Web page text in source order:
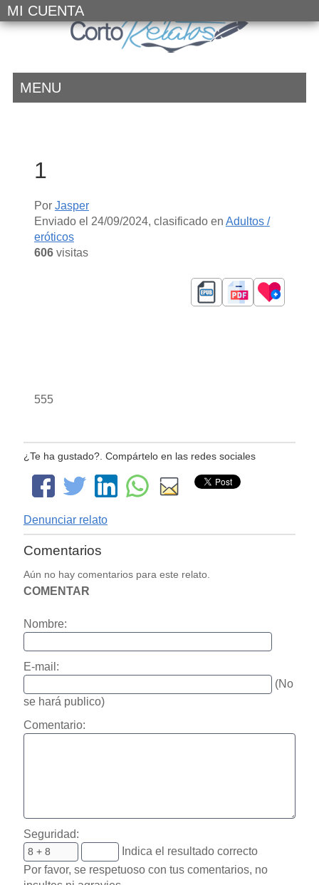
MI CUENTA
MENU
1
Por Jasper
Enviado el 24/09/2024, clasificado en Adultos /
eróticos
606visitas
555
¿Te ha gustado?. Compártelo en las redes sociales
Denunciar relato
Comentarios
Aún no hay comentarios para este relato.
COMENTAR
Nombre:
E-mail:
(No
se hará publico)
Comentario:
Seguridad:
Indica el resultado correcto
Por favor, se respetuoso con tus comentarios, no